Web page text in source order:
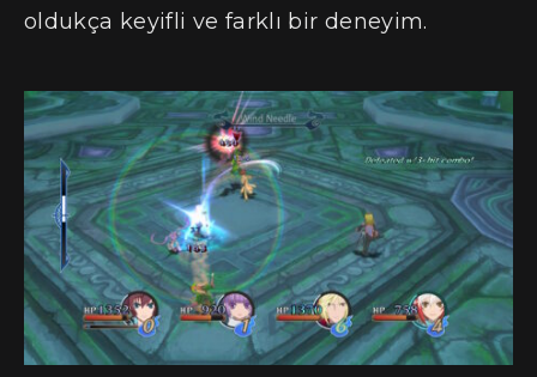
oldukça keyifli ve farklı bir deneyim.